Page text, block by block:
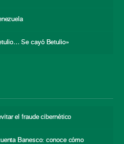
Se cayó Betulio»
el fraude cibernético
Banesco: conoce cómo